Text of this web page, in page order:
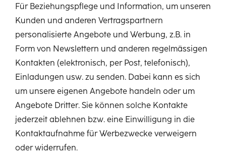
Für Beziehungspflege und Information, um unseren
Kunden und anderen Vertragspartnern
personalisierte Angebote und Werbung, z.B. in
Form von Newslettern und anderen regelmässigen
Kontakten (elektronisch, per Post, telefonisch),
Einladungen usw. zu senden. Dabei kann es sich
um unsere eigenen Angebote handeln oder um
Angebote Dritter. Sie können solche Kontakte
jederzeit ablehnen bzw. eine Einwilligung in die
Kontaktaufnahme für Werbezwecke verweigern
oder widerrufen.